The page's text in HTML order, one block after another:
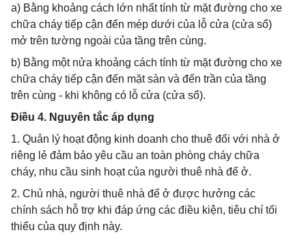
a) Bằng khoảng cách lớn nhất tính từ mặt đường cho xe
chữa cháy tiếp cận đến mép dưới của lỗ cửa (cửa sổ)
mở trên tường ngoài của tầng trên cùng.
b) Bằng một nửa khoảng cách tính từ mặt đường cho xe
chữa cháy tiếp cận đến mặt sàn và đến trần của tầng
trên cùng - khi không có lỗ cửa (cửa sổ).
Điều 4. Nguyên tắc áp dụng
1. Quản lý hoạt động kinh doanh cho thuê đối với nhà ở
riêng lẻ đảm bảo yêu cầu an toàn phòng cháy chữa
cháy, nhu cầu sinh hoạt của người thuê nhà để ở.
2. Chủ nhà, người thuê nhà để ở được hưởng các
chính sách hỗ trợ khi đáp ứng các điều kiện, tiêu chí tối
thiểu của quy định này.